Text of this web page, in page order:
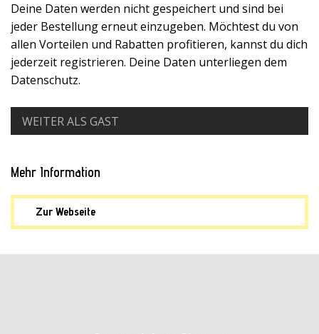
Deine Daten werden nicht gespeichert und sind bei
jeder Bestellung erneut einzugeben. Möchtest du von
allen Vorteilen und Rabatten profitieren, kannst du dich
jederzeit registrieren. Deine Daten unterliegen dem
Datenschutz.
WEITER ALS GAST
Mehr Information
Zur Webseite